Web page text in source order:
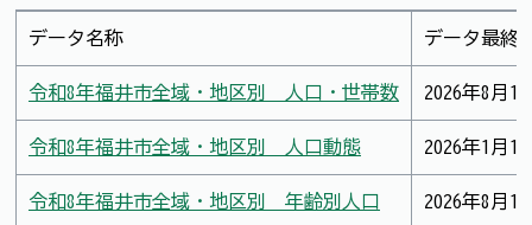
データ名称 データ最終
令和8年福井市全域・地区別 人口・世帯数 2026年8月
令和8年福井市全域・地区別 人口動態 2026年1月
令和8年福井市全域・地区別 年齢別人口 2026年8月